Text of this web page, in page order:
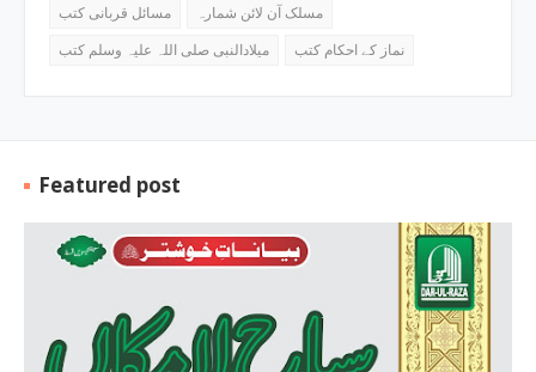
مسائل قربانی کتب
مسلک آن لائن شمارہ
میلادالنبی صلی اللہ علیہ وسلم کتب
نماز کے احکام کتب
Featured post